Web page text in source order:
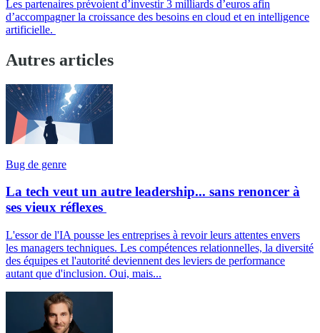
Les partenaires prévoient d’investir 3 milliards d’euros afin
d’accompagner la croissance des besoins en cloud et en intelligence
artificielle.
Autres articles
Bug de genre
La tech veut un autre leadership... sans renoncer à
ses vieux réflexes
L'essor de l'IA pousse les entreprises à revoir leurs attentes envers
les managers techniques. Les compétences relationnelles, la diversité
des équipes et l'autorité deviennent des leviers de performance
autant que d'inclusion. Oui, mais...